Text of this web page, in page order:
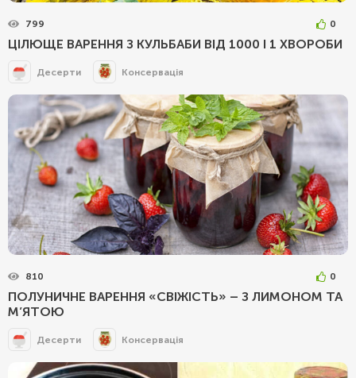
799 0
ЦІЛЮЩЕ ВАРЕННЯ З КУЛЬБАБИ ВІД 1000 І 1 ХВОРОБИ
Десерти Консервація
810 0
ПОЛУНИЧНЕ ВАРЕННЯ «СВІЖІСТЬ» – З ЛИМОНОМ ТА
М’ЯТОЮ
Десерти Консервація